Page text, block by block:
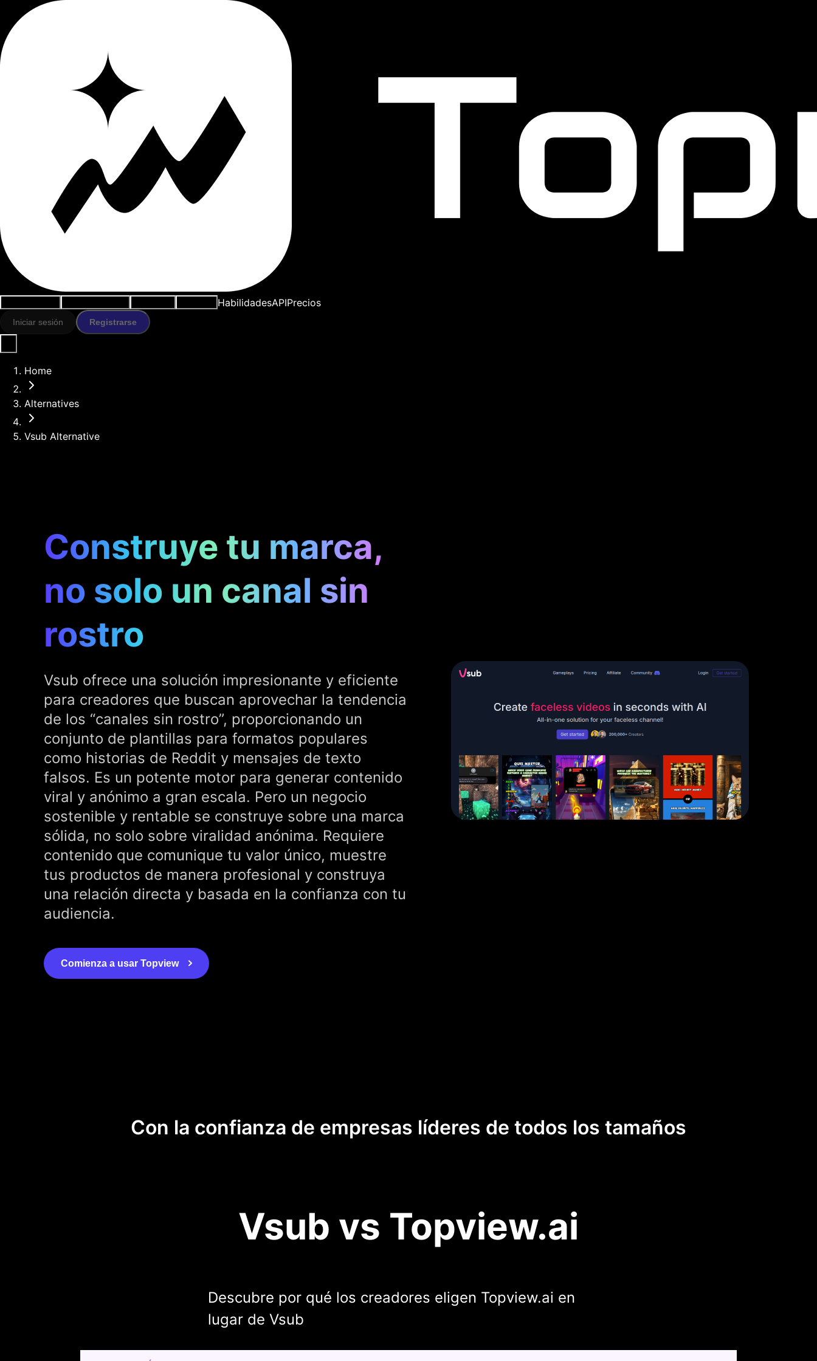
HabilidadesAPIPrecios
Iniciar sesión Registrarse
Home
Alternatives
Vsub Alternative
Construye tu marca,
no solo un canal sin
rostro
Vsub ofrece una solución impresionante y eficiente
para creadores que buscan aprovechar la tendencia
de los “canales sin rostro”, proporcionando un
conjunto de plantillas para formatos populares
como historias de Reddit y mensajes de texto
falsos. Es un potente motor para generar contenido
viral y anónimo a gran escala. Pero un negocio
sostenible y rentable se construye sobre una marca
sólida, no solo sobre viralidad anónima. Requiere
contenido que comunique tu valor único, muestre
tus productos de manera profesional y construya
una relación directa y basada en la confianza con tu
audiencia.
Comienza a usar Topview
Con la confianza de empresas líderes de todos los tamaños
Vsub vs Topview.ai
Descubre por qué los creadores eligen Topview.ai en
lugar de Vsub